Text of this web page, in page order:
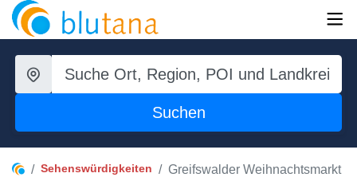
Suchen
Sehenswürdigkeiten Greifswalder Weihnachtsmarkt